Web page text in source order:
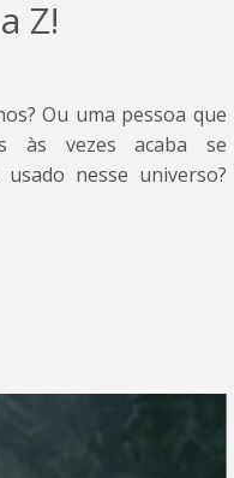
Z!
Ou uma pessoa que
às vezes acaba se
nesse universo?